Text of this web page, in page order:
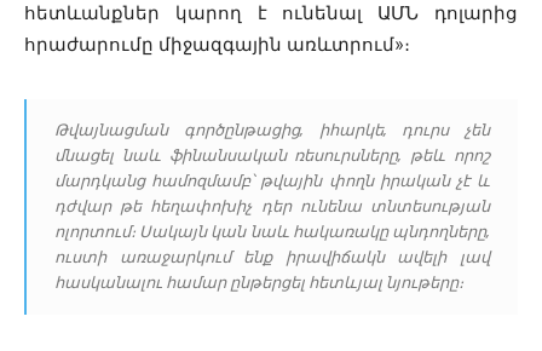
հետևանքներ կարող է ունենալ ԱՄՆ դոլարից
հրաժարումը միջազգային առևտրում»։
Թվայնացման գործընթացից, իհարկե, դուրս չեն
մնացել նաև ֆինանսական ռեսուրսները, թեև որոշ
մարդկանց համոզմամբ՝ թվային փողն իրական չէ և
դժվար թե հեղափոխիչ դեր ունենա տնտեսության
ոլորտում։ Սակայն կան նաև հակառակը պնդողները,
ուստի առաջարկում ենք իրավիճակն ավելի լավ
հասկանալու համար ընթերցել հետևյալ նյութերը։